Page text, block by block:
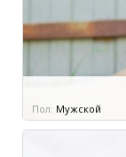
Пол: Мужской